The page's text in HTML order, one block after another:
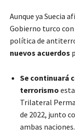
Aunque ya Suecia
Gobierno turco
política de
nuevos acuerdos
Se continuará
terrorismo
Trilateral
de 2022, junto
ambas naciones.